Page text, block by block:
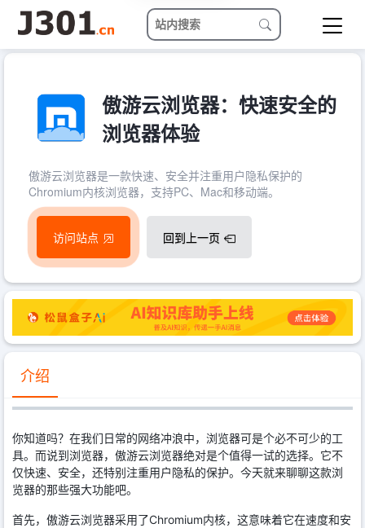
傲游云浏览器：快速安全的
浏览器体验
傲游云浏览器是一款快速、安全并注重用户隐私保护的
Chromium内核浏览器，支持PC、Mac和移动端。
访问站点 回到上一页
介绍
你知道吗？在我们日常的网络冲浪中，浏览器可是个必不可少的工
具。而说到浏览器，傲游云浏览器绝对是个值得一试的选择。它不
仅快速、安全，还特别注重用户隐私的保护。今天就来聊聊这款浏
览器的那些强大功能吧。
首先，傲游云浏览器采用了Chromium内核，这意味着它在速度和安